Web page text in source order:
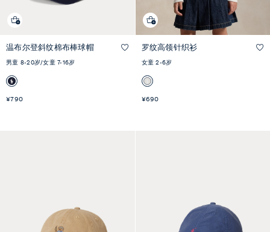
快速预览
温布尔登斜纹棉布棒球帽
男童 8-20岁/女童 7-16岁
¥790
罗纹高领针织衫
女童 2-6岁
¥690